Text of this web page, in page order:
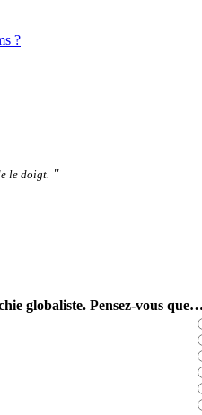
?
le doigt. "
globaliste. Pensez-vous que…